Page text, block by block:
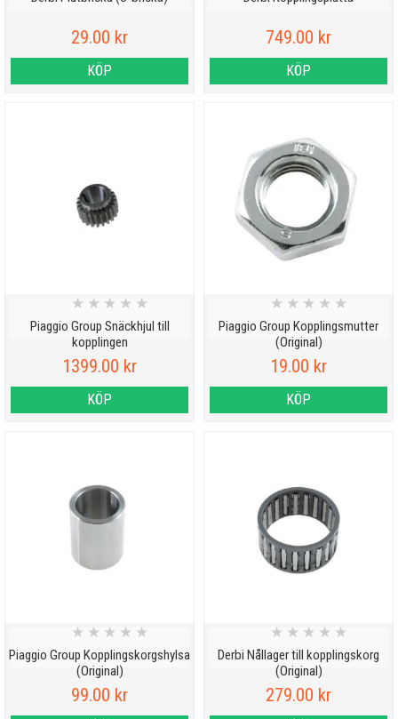
29.00 kr
KÖP
749.00 kr
KÖP
Piaggio Group Snäckhjul till
kopplingen
★ ★ ★ ★ ★
1399.00 kr
KÖP
Piaggio Group Kopplingsmutter
(Original)
★ ★ ★ ★ ★
19.00 kr
KÖP
Piaggio Group Kopplingskorgshylsa
(Original)
★ ★ ★ ★ ★
99.00 kr
Derbi Nållager till kopplingskorg
(Original)
★ ★ ★ ★ ★
279.00 kr